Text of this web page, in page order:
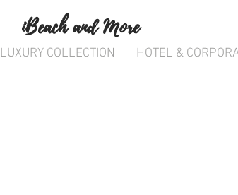
iBeach and More
LUXURY COLLECTION HOTEL &